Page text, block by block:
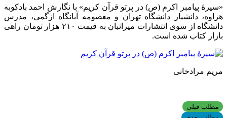
«سیرۀ پیامبر اکرم (ص) در پرتو قرآن کریم» با نگارش احمد بادکوبه
هزاوه، دانشیار دانشگاه تهران و معصومه آبانگاه ازگمی، مدرس
دانشگاه از سوی انتشارات میراثبان به قیمت ۲۱۰ هزار تومان راهی
بازار کتاب شده است.
مریم مرادخانی
مطلب قبلی